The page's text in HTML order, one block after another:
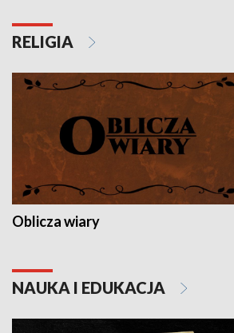
RELIGIA
Oblicza wiary
NAUKA I EDUKACJA